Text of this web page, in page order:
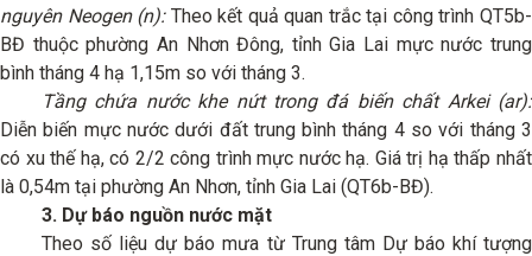
nguyên Neogen (n): Theo kết quả quan trắc tại công trình QT5b-
BĐ thuộc phường An Nhơn Đông, tỉnh Gia Lai mực nước trung
bình tháng 4 hạ 1,15m so với tháng 3.
Tầng chứa nước khe nứt trong đá biến chất Arkei (ar):
Diễn biến mực nước dưới đất trung bình tháng 4 so với tháng 3
có xu thế hạ, có 2/2 công trình mực nước hạ. Giá trị hạ thấp nhất
là 0,54m tại phường An Nhơn, tỉnh Gia Lai (QT6b-BĐ).
3. Dự báo nguồn nước mặt
Theo số liệu dự báo mưa từ Trung tâm Dự báo khí tượng